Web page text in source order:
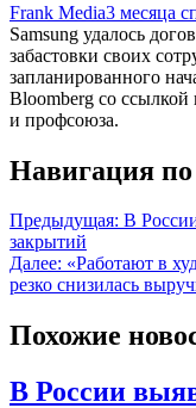
Frank Media3 месяца
Samsung удалось
забастовки своих
запланированного
Bloomberg со ссылкой
и профсоюза.
Навигация
Предыдущая: В
закрытий
Далее: «Работают в
резко снизилась
Похожие
В России